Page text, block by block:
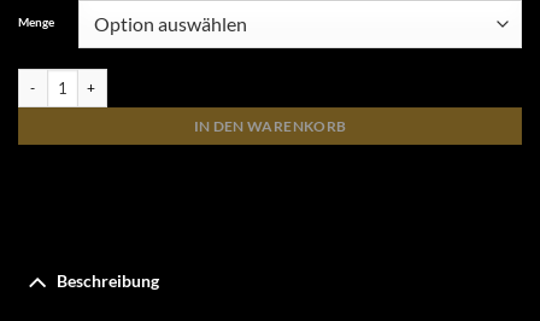
Menge
IN DEN WARENKORB
Beschreibung